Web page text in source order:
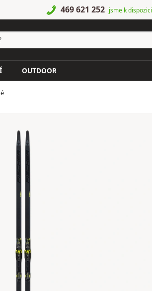
469 621 252 jsme k dispozici
OUTDOOR